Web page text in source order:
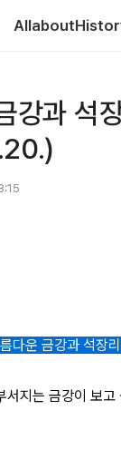
강과 석
다운 금강과 석장
서지는 금강이 보고